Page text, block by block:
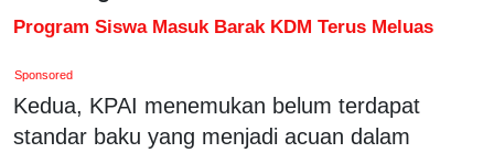
Program Siswa Masuk Barak KDM Terus Meluas
Sponsored
Kedua, KPAI menemukan belum terdapat
standar baku yang menjadi acuan dalam